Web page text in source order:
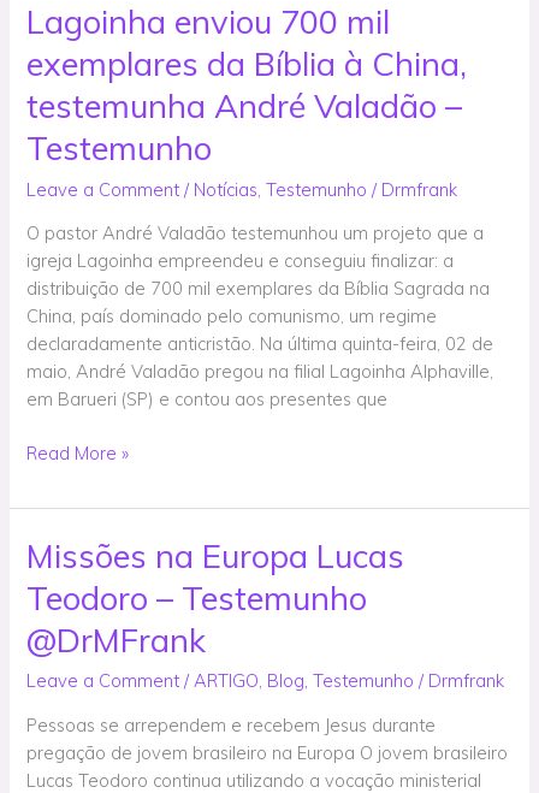
Lagoinha enviou 700 mil
exemplares da Bíblia à China,
testemunha André Valadão –
Testemunho
Leave a Comment / Notícias ,Testemunho / Drmfrank
O pastor André Valadão testemunhou um projeto que a
igreja Lagoinha empreendeu e conseguiu finalizar: a
distribuição de 700 mil exemplares da Bíblia Sagrada na
China, país dominado pelo comunismo, um regime
declaradamente anticristão. Na última quinta-feira, 02 de
maio, André Valadão pregou na filial Lagoinha Alphaville,
em Barueri (SP) e contou aos presentes que
Lagoinha
enviou
700
mil
exemplares
da
Bíblia
China,
testemunha
André
Valadão
–
Testemunho
Read More »
Missões na Europa Lucas
Teodoro – Testemunho
@DrMFrank
Leave a Comment /ARTIGO, Blog,Testemunho / Drmfrank
Pessoas se arrependem e recebem Jesus durante
pregação de jovem brasileiro na Europa O jovem brasileiro
Lucas Teodoro continua utilizando a vocação ministerial
Missões
na
Europa
Lucas
Teodoro
–
Testemunho
@DrMFrank